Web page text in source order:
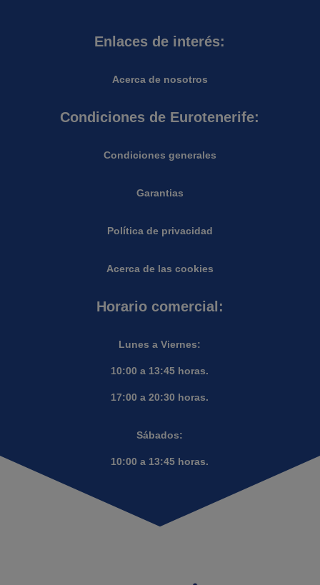
Enlaces de interés:
Acerca de nosotros
Condiciones de Eurotenerife:
Condiciones generales
Garantias
Política de privacidad
Acerca de las cookies
Horario comercial:
Lunes a Viernes:
10:00 a 13:45 horas.
17:00 a 20:30 horas.
Sábados:
10:00 a 13:45 horas.